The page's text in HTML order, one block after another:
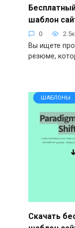
шаблон
0
Вы ищете
резюме,
ШАБЛОНЫ
Скачать